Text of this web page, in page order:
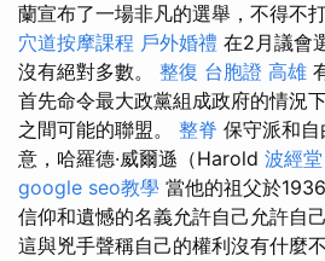
蘭宣布了一場非凡的選舉，不得不
穴道按摩課程 戶外婚禮 在2月議會
沒有絕對多數。 整復 台胞證 高雄
首先命令最大政黨組成政府的情況
之間可能的聯盟。 整脊 保守派和
意，哈羅德·威爾遜（Harold 波經堂
google seo教學 當他的祖父於
信仰和遺憾的名義允許自己允許自
這與兇手聲稱自己的權利沒有什麼